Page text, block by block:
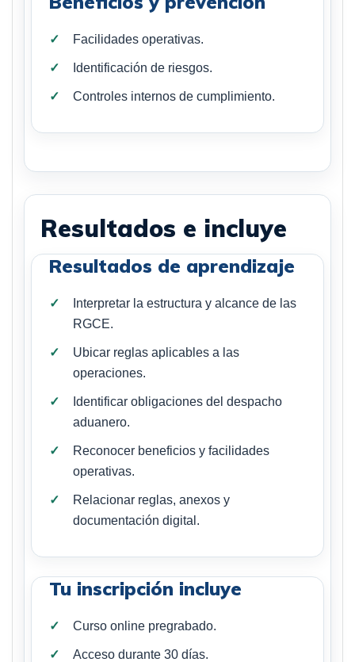
Facilidades operativas.
Identificación de riesgos.
Controles internos de cumplimiento.
Resultados e incluye
Resultados de aprendizaje
Interpretar la estructura y alcance de las
RGCE.
Ubicar reglas aplicables a las
operaciones.
Identificar obligaciones del despacho
aduanero.
Reconocer beneficios y facilidades
operativas.
Relacionar reglas, anexos y
documentación digital.
Tu inscripción incluye
Curso online pregrabado.
Acceso durante 30 días.